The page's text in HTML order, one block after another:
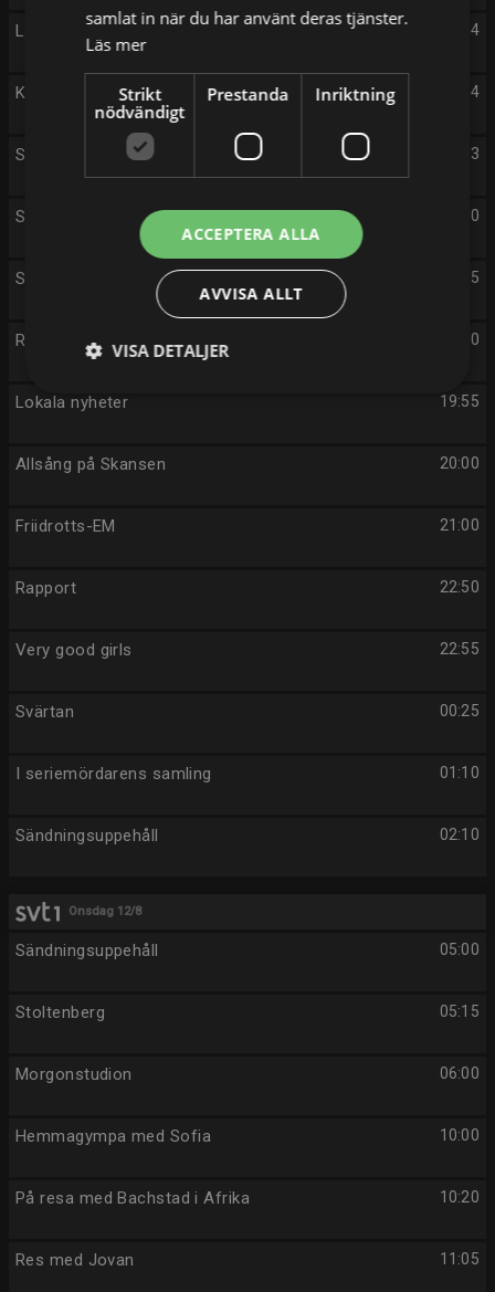
18:14
Lokala nyheter
18:24
Kulturnyheterna
18:33
Sportnytt
18:40
Stoltenberg
19:25
Svenska designklassiker
19:30
Rapport
19:55
Lokala nyheter
20:00
Allsång på Skansen
21:00
Friidrotts-EM
22:50
Rapport
22:55
Very good girls
00:25
Svärtan
01:10
I seriemördarens samling
02:10
Sändningsuppehåll
Onsdag 12/8
05:00
Sändningsuppehåll
05:15
Stoltenberg
06:00
Morgonstudion
10:00
Hemmagympa med Sofia
10:20
På resa med Bachstad i Afrika
11:05
Res med Jovan
samlat in när du har använt deras tjänster.
Läs mer
Strikt
nödvändigt
Prestanda Inriktning
ACCEPTERA ALLA
AVVISA ALLT
VISA DETALJER